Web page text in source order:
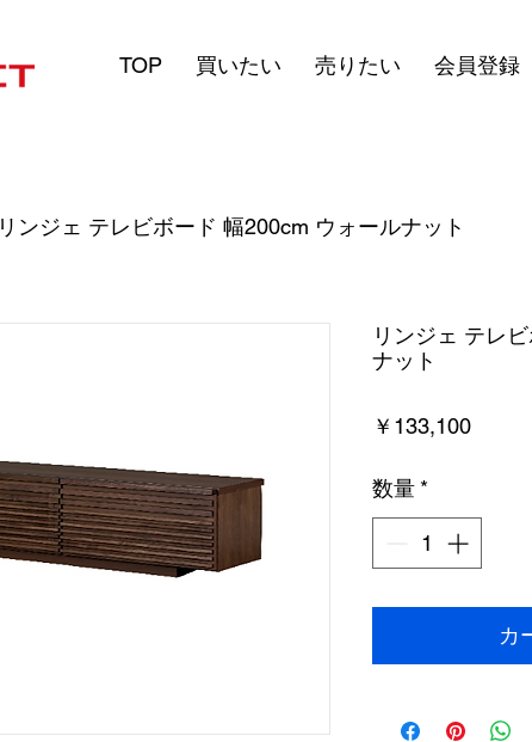
TOP 買いたい 売りたい 会員登録
リンジェ テレビボード 幅200cm ウォールナット
リンジェ テレ
ナット
￥133,100価
数量 *
カ